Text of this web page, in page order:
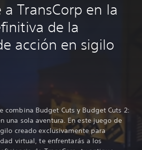
TransCorp en la
de la
acción en sigilo
combina Budget Cuts y Budget Cuts 2:
una sola aventura. En este juego de
creado exclusivamente para
virtual, te enfrentarás a los